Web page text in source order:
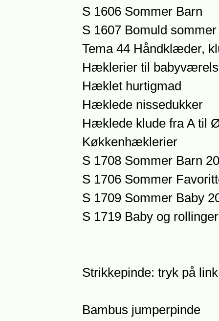
S 1606 Sommer Barn
S 1607 Bomuld
Tema 44 Håndklæder,
Hæklerier til
Hæklet hurtigmad
Hæklede nissedukker
Hæklede klude fra A til
Køkkenhæklerier
S 1708 Sommer Barn
S 1706 Sommer
S 1709 Sommer Baby
S 1719 Baby og
Strikkepinde: tryk på
Bambus jumperpinde